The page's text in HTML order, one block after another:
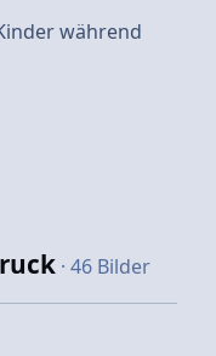
während
· 46 Bilder